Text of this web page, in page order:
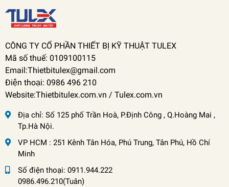
CÔNG TY CỔ PHẦN THIẾT BỊ KỸ THUẬT TULEX
Mã số thuế: 0109100115
Email:Thietbitulex@gmail.com
Điện thoại: 0986 496 210
Website:Thietbitulex.com.vn / Tulex.com.vn
Địa chỉ: Số 125 phố Trần Hoà, P.Định Công , Q.Hoàng Mai ,
Tp.Hà Nội.
VP HCM : 251 Kênh Tân Hóa, Phú Trung, Tân Phú, Hồ Chí
Minh
Số điện thoại: 0911.944.222
0986.496.210(Tuân)